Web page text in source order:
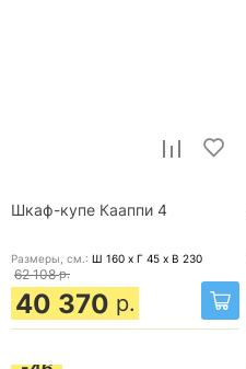
Шкаф-купе Кааппи 4
Размеры, cм.: Ш 160 x Г 45 x В 230
62 108 р.
40 370 р.